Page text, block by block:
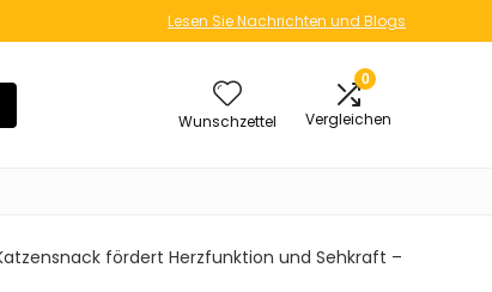
Lesen Sie Nachrichten und Blogs
Wunschzettel
0
Vergleichen
fördert Herzfunktion und Sehkraft –